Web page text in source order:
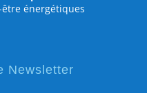
énergétiques
Newsletter